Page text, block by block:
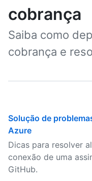
cobrança
Saiba como
cobrança e
Solução de
Azure
Dicas para resolver
conexão de uma
GitHub.